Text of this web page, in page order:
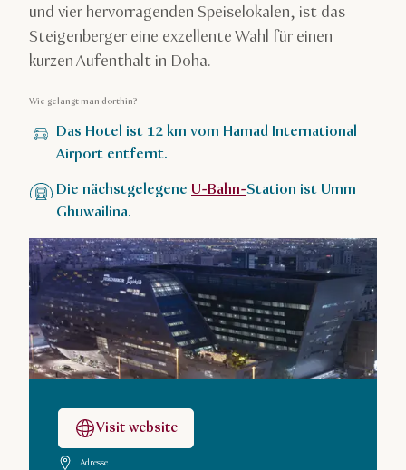
und vier hervorragenden Speiselokalen, ist das
Steigenberger eine exzellente Wahl für einen
kurzen Aufenthalt in Doha.
Wie gelangt man dorthin?
Das Hotel ist 12 km vom Hamad International
Airport entfernt.
Die nächstgelegene U-Bahn-Station ist Umm
Ghuwailina.
Visit website
Adresse